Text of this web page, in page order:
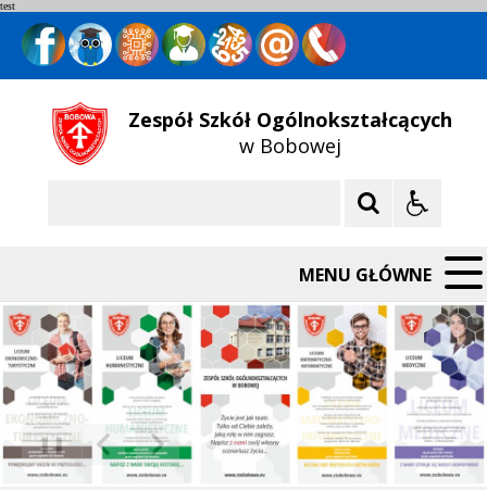
test
Zespół Szkół Ogólnokształcących
w Bobowej
MENU GŁÓWNE
Poprzedni Element
Następny Element
❚❚